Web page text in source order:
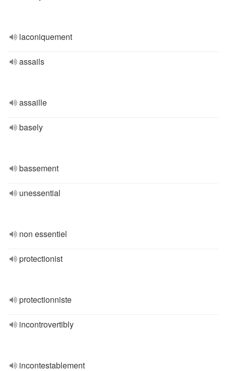
laconiquement
assails
assaille
basely
bassement
unessential
non essentiel
protectionist
protectionniste
incontrovertibly
incontestablement